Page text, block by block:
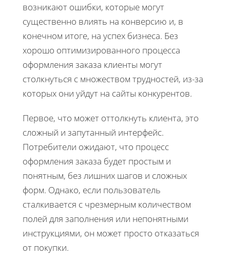
возникают ошибки, которые могут
существенно влиять на конверсию и, в
конечном итоге, на успех бизнеса. Без
хорошо оптимизированного процесса
оформления заказа клиенты могут
столкнуться с множеством трудностей, из-за
которых они уйдут на сайты конкурентов.
Первое, что может оттолкнуть клиента, это
сложный и запутанный интерфейс.
Потребители ожидают, что процесс
оформления заказа будет простым и
понятным, без лишних шагов и сложных
форм. Однако, если пользователь
сталкивается с чрезмерным количеством
полей для заполнения или непонятными
инструкциями, он может просто отказаться
от покупки.